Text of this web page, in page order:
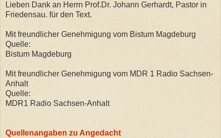
Lieben Dank an Herrn Prof.Dr. Johann Gerhardt, Pastor in
Friedensau. für den Text.
Mit freundlicher Genehmigung vom Bistum Magdeburg
Quelle:
Bistum Magdeburg
Mit freundlicher Genehmigung vom MDR 1 Radio Sachsen-
Anhalt
Quelle:
MDR1 Radio Sachsen-Anhalt
Quellenangaben zu Angedacht